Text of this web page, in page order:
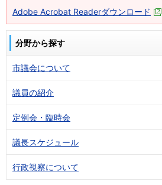
Adobe Acrobat Readerダウンロード
分野から探す
市議会について
議員の紹介
定例会・臨時会
議長スケジュール
行政視察について